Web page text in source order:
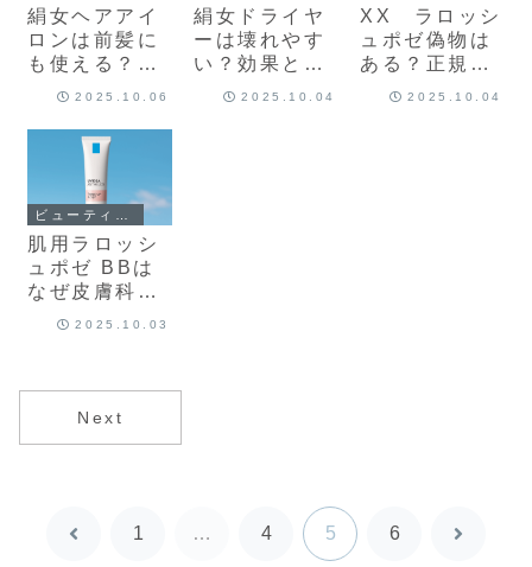
絹女ヘアアイ
ロンは前髪に
も使える？シ
ルクプレート
髪と失敗しな
い使い方ガイ
2025.10.06
絹女ドライヤ
ーは壊れやす
い？効果と耐
久性を調査し
2025.10.04
XX ラロッシ
ュポゼ偽物は
ある？正規品
の見分け方と
2025.10.04
肌用ラロッシ
ュポゼ BBは
なぜ皮膚科に
選ばれる？安
ド
2025.10.03
Next
前
1 … 4 5 6
次